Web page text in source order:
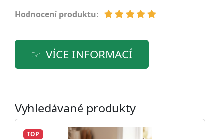
Hodnocení produktu:
VÍCE INFORMACÍ
Vyhledávané produkty
TOP